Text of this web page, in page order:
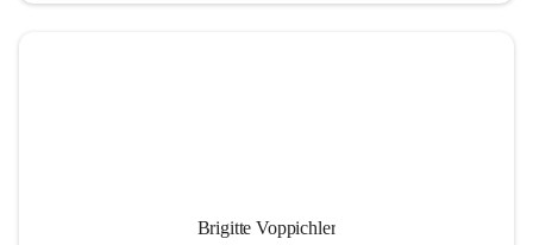
Brigitte Voppichler